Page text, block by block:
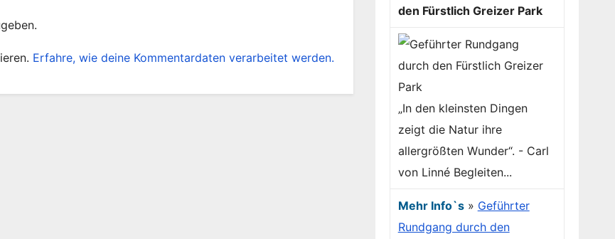
Erfahre, wie deine Kommentardaten verarbeitet werden.
den Fürstlich Greizer Park
„In den kleinsten Dingen
zeigt die Natur ihre
allergrößten Wunder“. - Carl
von Linné Begleiten...
Mehr Info`s» Geführter
Rundgang durch den